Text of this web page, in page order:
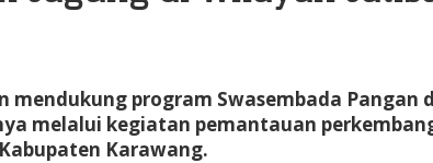
mendukung program Swasembada
melalui kegiatan pemantauan
Karawang.